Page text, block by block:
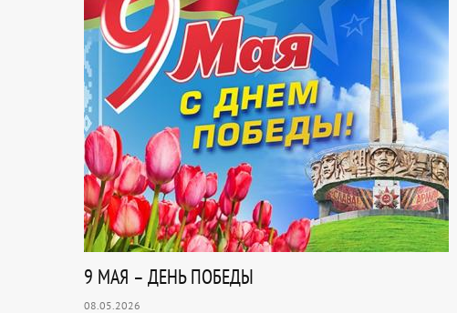
9 МАЯ – ДЕНЬ ПОБЕДЫ
08.05.2026